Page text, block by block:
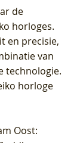
de
horloges.
en precisie,
van
technologie.
horloge
Oost: